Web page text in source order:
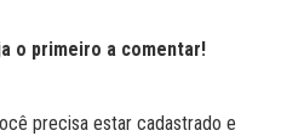
o primeiro a comentar!
precisa estar cadastrado e